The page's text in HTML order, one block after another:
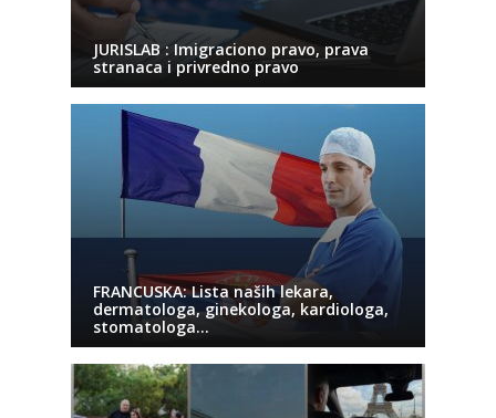
JURISLAB : Imigraciono pravo, prava
stranaca i privredno pravo
FRANCUSKA: Lista naših lekara,
dermatologa, ginekologa, kardiologa,
stomatologa…